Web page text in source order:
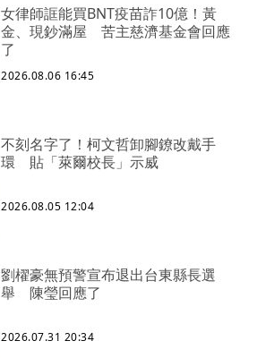
女律師誆能買BNT疫苗詐10億！黃
金、現鈔滿屋 苦主慈濟基金會回應
了
2026.08.06 16:45
不刻名字了！柯文哲卸腳鐐改戴手
環 貼「萊爾校長」示威
2026.08.05 12:04
劉櫂豪無預警宣布退出台東縣長選
舉 陳瑩回應了
2026.07.31 20:34